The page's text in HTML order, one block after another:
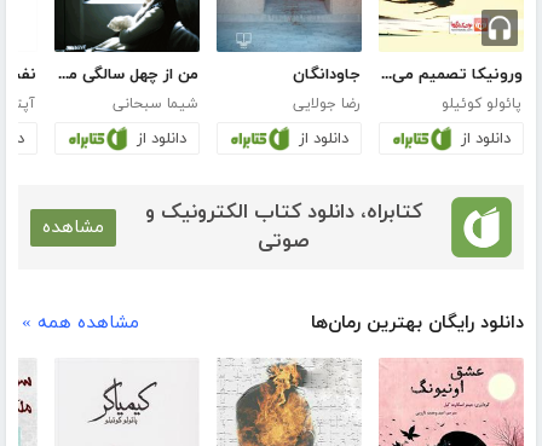
ورونیکا تصمیم می‌گیرد بمیرد
پائولو کوئیلو
دانلود از
جاودانگان
رضا جولایی
دانلود از
من از چهل سالگی می‌ترسم
شیما سبحانی
دانلود از
کتابراه، دانلود کتاب الکترونیک و
صوتی
مشاهده
دانلود رایگان بهترین رمان‌ها مشاهده همه »